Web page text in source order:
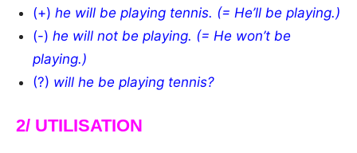
(+) he will be playing tennis. (= He’ll be playing.)
(-) he will not be playing. (= He won’t be
playing.)
(?) will he be playing tennis?
2/ UTILISATION